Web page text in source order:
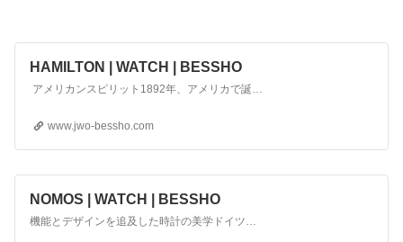
HAMILTON | WATCH | BESSHO
アメリカンスピリット1892年、アメリカで誕生したハミルトン。鉄道会社の公式時計として母国の産業と発展を共にしてきました。50年代には世界初のエレクトリックウォッチ「ベンチュラ」、70年代には世界初のデジタルウォッチ「パルサー」を発表。時計としての機能もさることながら、社外デザイナーを起用した近未来的なフォルムでも注目を集めます。そんな伝統に縛られる事のな…
www.jwo-bessho.com
NOMOS | WATCH | BESSHO
機能とデザインを追及した時計の美学ドイツの造形学校「バウハウス」の精神に基づき、コストにも配慮した実用性のある芸術的な時計。単に見た目に美しいというだけでなく、視認性の高さなど、機能的にも優れています。一方、マニュファクチュールとしてネジ１本からの自社生産にこだわるその姿勢は、時計の聖地グラスヒュッテの精神そのものであるといえます。NOMOSについてノモスは…